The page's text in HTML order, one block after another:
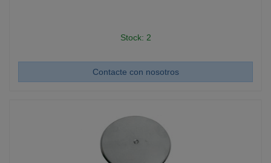
Stock: 2
Contacte con nosotros